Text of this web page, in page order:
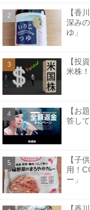
【香
深み
ゆ」
【投
米株
【お
答し
【子
用！
ー」